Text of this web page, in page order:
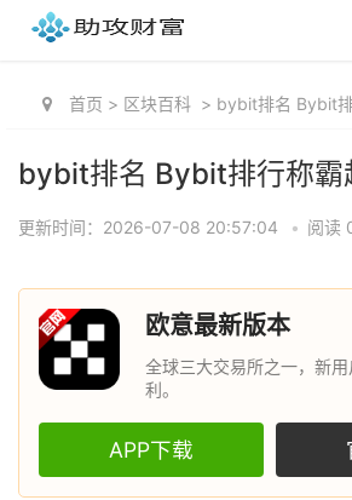
首页 > 区块百科 > bybit排名 Bybit
bybit排名 Bybit排行称霸
更新时间：2026-07-08 20:57:04 • 阅读
欧意最新版本
全球三大交易所之一，新
利。
APP下载